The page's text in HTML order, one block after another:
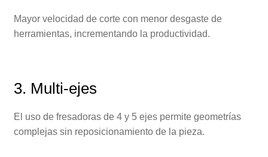
Mayor velocidad de corte con menor desgaste de
herramientas, incrementando la productividad.
3. Multi-ejes
El uso de fresadoras de 4 y 5 ejes permite geometrías
complejas sin reposicionamiento de la pieza.